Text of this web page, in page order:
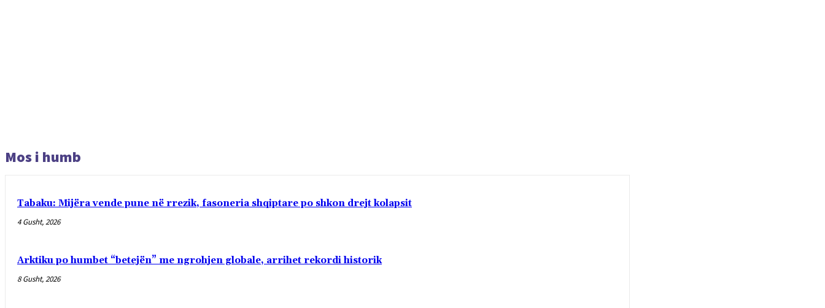
Mos i humb
Tabaku: Mijëra vende pune në rrezik, fasoneria shqiptare po shkon drejt kolapsit
4 Gusht, 2026
Arktiku po humbet “betejën” me ngrohjen globale, arrihet rekordi historik
8 Gusht, 2026